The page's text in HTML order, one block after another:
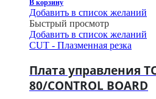
В корзину
Добавить в список желаний
Быстрый просмотр
Добавить в список желаний
CUT - Плазменная резка
Плата управления
80/CONTROL BOARD